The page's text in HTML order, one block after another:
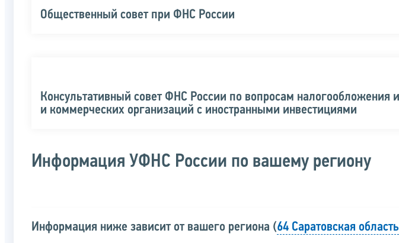
Общественный совет при ФНС России
Консультативный совет ФНС России по вопросам налогообложения
и коммерческих организаций с иностранными инвестициями
Информация УФНС России по вашему региону
Информация ниже зависит от вашего региона (64 Саратовская область